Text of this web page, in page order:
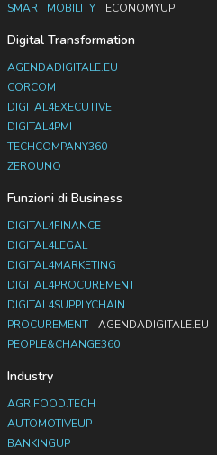
SMART MOBILITY
ECONOMYUP
Digital Transformation
AGENDADIGITALE.EU
CORCOM
DIGITAL4EXECUTIVE
DIGITAL4PMI
TECHCOMPANY360
ZEROUNO
Funzioni di Business
DIGITAL4FINANCE
DIGITAL4LEGAL
DIGITAL4MARKETING
DIGITAL4PROCUREMENT
DIGITAL4SUPPLYCHAIN
PROCUREMENT
AGENDADIGITALE.EU
PEOPLE&CHANGE360
Industry
AGRIFOOD.TECH
AUTOMOTIVEUP
BANKINGUP